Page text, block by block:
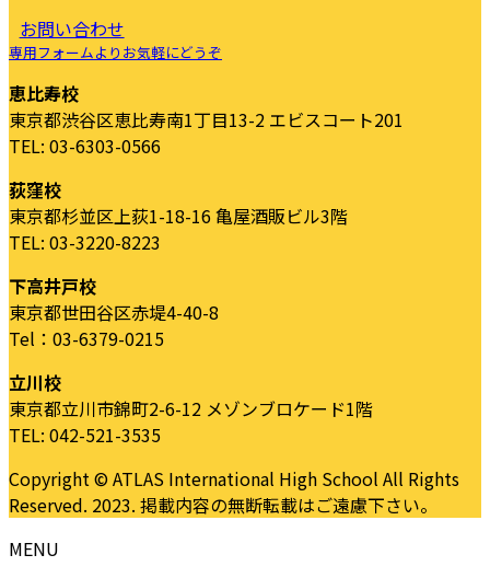
お問い合わせ
専用フォームよりお気軽にどうぞ
恵比寿校
東京都渋谷区恵比寿南1丁目13-2 エビスコート201
TEL: 03-6303-0566
荻窪校
東京都杉並区上荻1-18-16 亀屋酒販ビル3階
TEL: 03-3220-8223
下高井戸校
東京都世田谷区赤堤4-40-8
Tel：03-6379-0215
立川校
東京都立川市錦町2-6-12 メゾンブロケード1階
TEL: 042-521-3535
Copyright © ATLAS International High School All Rights
Reserved. 2023. 掲載内容の無断転載はご遠慮下さい。
MENU